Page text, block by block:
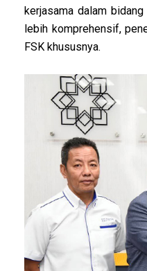
kerjasama dalam
lebih komprehensif,
FSK khususnya.